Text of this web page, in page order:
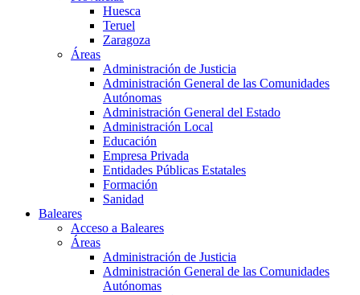
Huesca
Teruel
Zaragoza
Áreas
Administración de Justicia
Administración General de las Comunidades
Autónomas
Administración General del Estado
Administración Local
Educación
Empresa Privada
Entidades Públicas Estatales
Formación
Sanidad
Baleares
Acceso a Baleares
Áreas
Administración de Justicia
Administración General de las Comunidades
Autónomas